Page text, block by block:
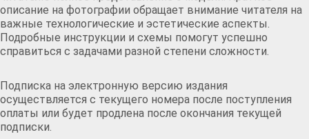
описание на фотографии обращает внимание читателя на
важные технологические и эстетические аспекты.
Подробные инструкции и схемы помогут успешно
справиться с задачами разной степени сложности.
Подписка на электронную версию издания
осуществляется с текущего номера после поступления
оплаты или будет продлена после окончания текущей
подписки.